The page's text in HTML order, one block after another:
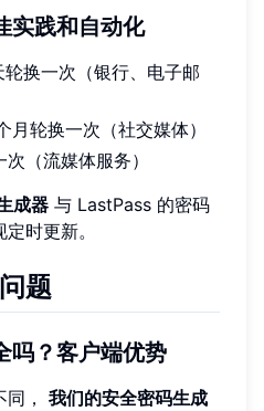
实践和自动化
轮换一次（银行、电子邮
月轮换一次（社交媒体）
（流媒体服务）
成器 与 LastPass 的密码
时更新。
题
吗？客户端优势
， 我们的安全密码生成